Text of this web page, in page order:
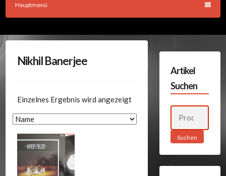
Hauptmenü
Nikhil Banerjee
Einzelnes Ergebnis wird angezeigt
Artikel
Suchen
Suchen